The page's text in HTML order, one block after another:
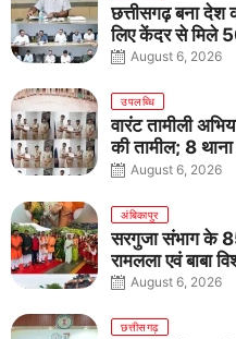
छत्तीसगढ़ बना देश
लिए केंद्र से मिले
August 6, 2026
उपलब्धि
वारंट तामीली
की तामील; 8 थाना
August 6, 2026
अंबिकापुर
सरगुजा संभाग के
रामलला एवं बाबा
August 6, 2026
छत्तीसगढ़